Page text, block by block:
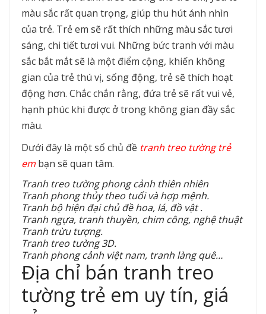
màu sắc rất quan trọng, giúp thu hút ánh nhìn
của trẻ. Trẻ em sẽ rất thích những màu sắc tươi
sáng, chi tiết tươi vui. Những bức tranh với màu
sắc bắt mắt sẽ là một điểm cộng, khiến không
gian của trẻ thú vị, sống động, trẻ sẽ thích hoạt
động hơn. Chắc chắn rằng, đứa trẻ sẽ rất vui vẻ,
hạnh phúc khi được ở trong không gian đầy sắc
màu.
Dưới đây là một số chủ đề tranh treo tường trẻ
em bạn sẽ quan tâm.
Tranh treo tường phong cảnh thiên nhiên
Tranh phong thủy theo tuổi và hợp mệnh.
Tranh bộ hiện đại chủ đề hoa, lá, đồ vật .
Tranh ngựa, tranh thuyền, chim công, nghệ thuật
Tranh trừu tượng.
Tranh treo tường 3D.
Tranh phong cảnh việt nam, tranh làng quê…
Địa chỉ bán tranh treo
tường trẻ em uy tín, giá